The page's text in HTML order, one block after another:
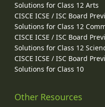
Solutions for Class 12 Arts
CISCE ICSE / ISC Board
Solutions for Class 12
CISCE ICSE / ISC Board
Solutions for Class 12
CISCE ICSE / ISC Board
Solutions for Class 10
Other Resources